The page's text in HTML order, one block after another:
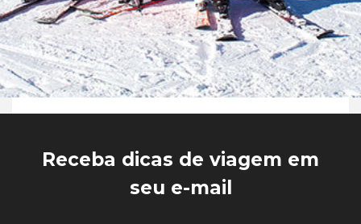
Receba dicas de viagem em
seu e-mail